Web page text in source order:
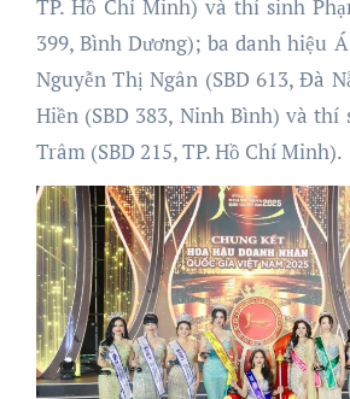
TP. Hồ Chí Minh) và thí sinh
399, Bình Dương); ba danh hiệu
Nguyễn Thị Ngân (SBD 613, Đà
Hiền (SBD 383, Ninh Bình) và
Trâm (SBD 215, TP. Hồ Chí Minh).